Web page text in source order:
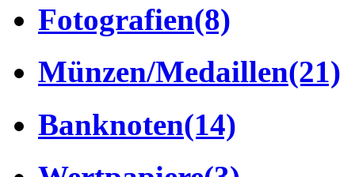
Fotografien(8)
Münzen/Medaillen(21)
Banknoten(14)